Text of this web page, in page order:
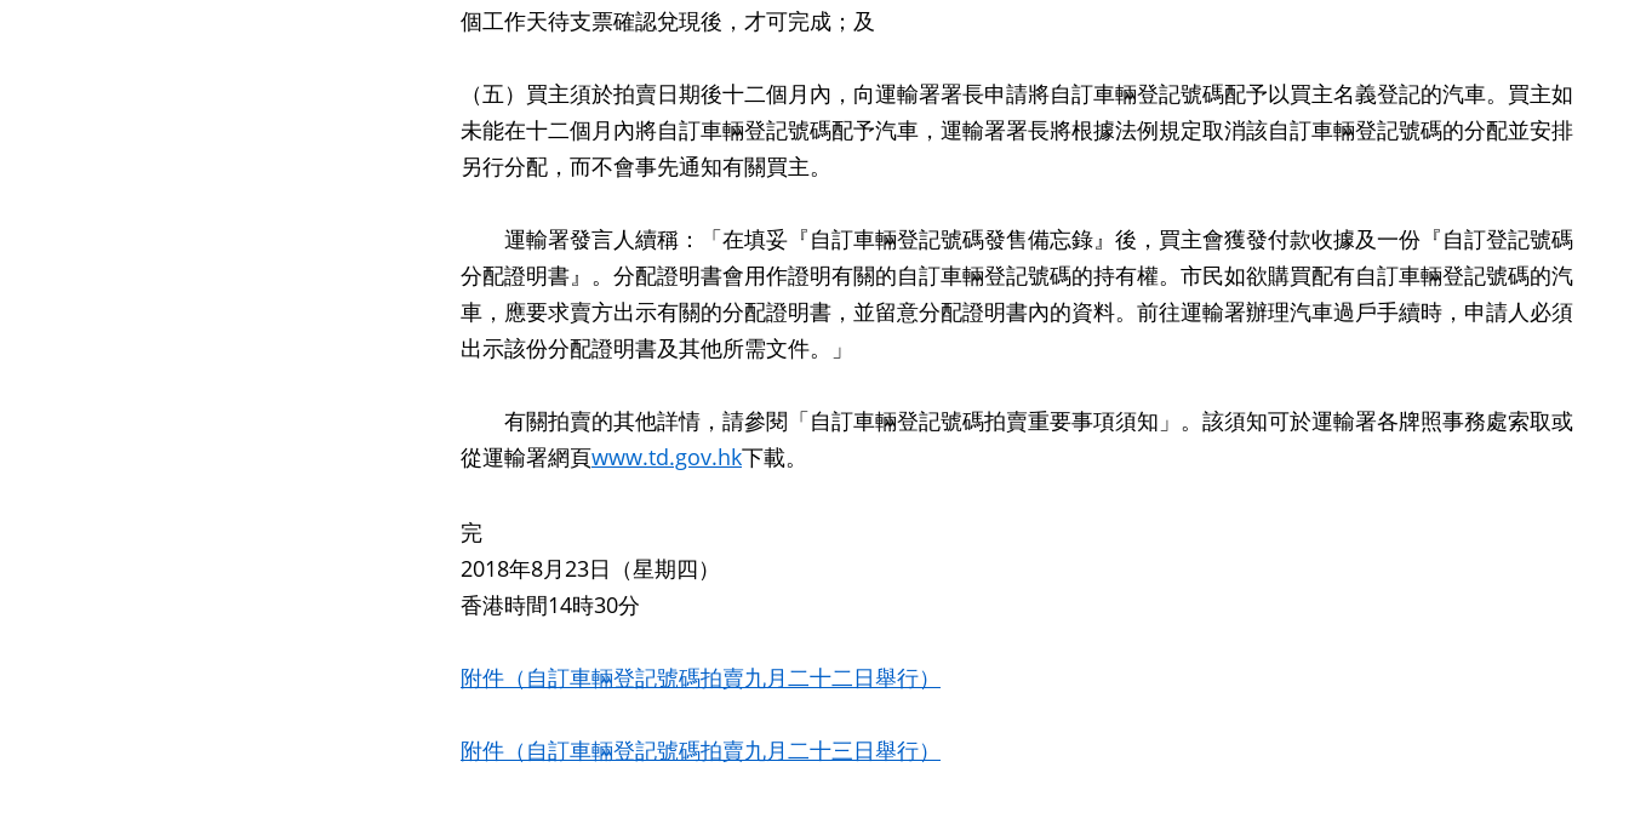
個工作天待支票確認兌現後，才可完成；及
（五）買主須於拍賣日期後十二個月內，向運輸署署長申請將自訂車輛登記號碼配予以買主名義登記的汽車。買主如
未能在十二個月內將自訂車輛登記號碼配予汽車，運輸署署長將根據法例規定取消該自訂車輛登記號碼的分配並安排
另行分配，而不會事先通知有關買主。
運輸署發言人續稱：「在填妥『自訂車輛登記號碼發售備忘錄』後，買主會獲發付款收據及一份『自訂登記號碼
分配證明書』。分配證明書會用作證明有關的自訂車輛登記號碼的持有權。市民如欲購買配有自訂車輛登記號碼的汽
車，應要求賣方出示有關的分配證明書，並留意分配證明書內的資料。前往運輸署辦理汽車過戶手續時，申請人必須
出示該份分配證明書及其他所需文件。」
有關拍賣的其他詳情，請參閱「自訂車輛登記號碼拍賣重要事項須知」。該須知可於運輸署各牌照事務處索取或
從運輸署網頁www.td.gov.hk下載。
完
2018年8月23日（星期四）
香港時間14時30分
附件（自訂車輛登記號碼拍賣九月二十二日舉行）
附件（自訂車輛登記號碼拍賣九月二十三日舉行）